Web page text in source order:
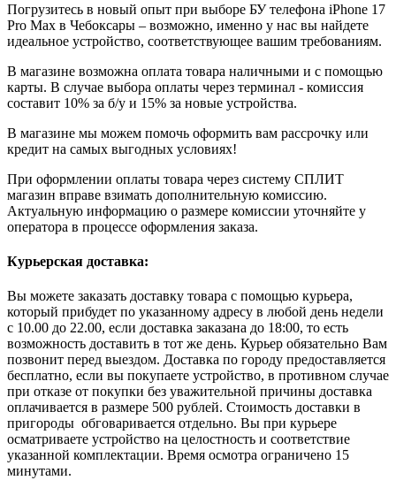
Погрузитесь в новый опыт при выборе БУ телефона iPhone 17
Pro Max в Чебоксары – возможно, именно у нас вы найдете
идеальное устройство, соответствующее вашим требованиям.
В магазине возможна оплата товара наличными и с помощью
карты. В случае выбора оплаты через терминал - комиссия
составит 10% за б/у и 15% за новые устройства.
В магазине мы можем помочь оформить вам рассрочку или
кредит на самых выгодных условиях!
При оформлении оплаты товара через систему СПЛИТ
магазин вправе взимать дополнительную комиссию.
Актуальную информацию о размере комиссии уточняйте у
оператора в процессе оформления заказа.
Курьерская доставка:
Вы можете заказать доставку товара с помощью курьера,
который прибудет по указанному адресу в любой день недели
с 10.00 до 22.00, если доставка заказана до 18:00, то есть
возможность доставить в тот же день. Курьер обязательно Вам
позвонит перед выездом. Доставка по городу предоставляется
бесплатно, если вы покупаете устройство, в противном случае
при отказе от покупки без уважительной причины доставка
оплачивается в размере 500 рублей. Стоимость доставки в
пригороды обговаривается отдельно. Вы при курьере
осматриваете устройство на целостность и соответствие
указанной комплектации. Время осмотра ограничено 15
минутами.